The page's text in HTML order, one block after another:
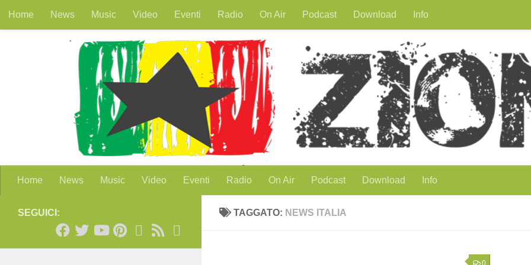
Salta al contenuto
Home News Music Video Eventi Radio On Air Podcast Download Info
Home News Music Video Eventi Radio On Air Podcast Download Info
TAGGATO: NEWS ITALIA
0
SEGUICI: